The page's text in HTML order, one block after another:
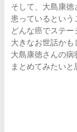
そして、大島康徳
患っているという
どんな癌でステー
大きなお世話かも
大島康徳さんの病
まとめてみたいと